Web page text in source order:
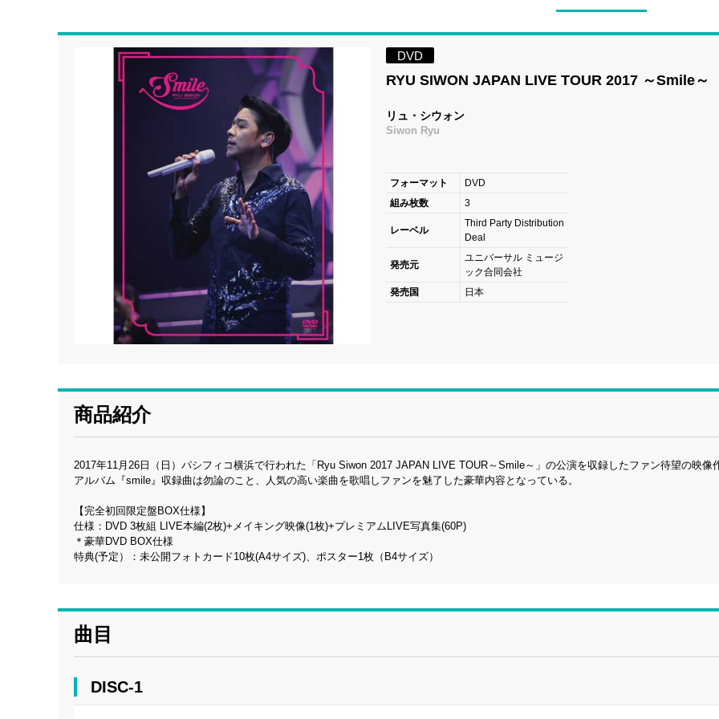
DVD
RYU SIWON JAPAN LIVE TOUR 2017 ～Smile～
リュ・シウォン
Siwon Ryu
フォーマット
DVD
組み枚数
3
レーベル
Third Party Distribution
Deal
発売元
ユニバーサル ミュージ
ック合同会社
発売国
日本
商品紹介
2017年11月26日（日）パシフィコ横浜で行われた「Ryu Siwon 2017 JAPAN LIVE TOUR～Smile～」の公演を収録したファン待望の映像
アルバム『smile』収録曲は勿論のこと、人気の高い楽曲を歌唱しファンを魅了した豪華内容となっている。
【完全初回限定盤BOX仕様】
仕様：DVD 3枚組 LIVE本編(2枚)+メイキング映像(1枚)+プレミアムLIVE写真集(60P)
＊豪華DVD BOX仕様
特典(予定）：未公開フォトカード10枚(A4サイズ)、ポスター1枚（B4サイズ）
曲目
DISC-1